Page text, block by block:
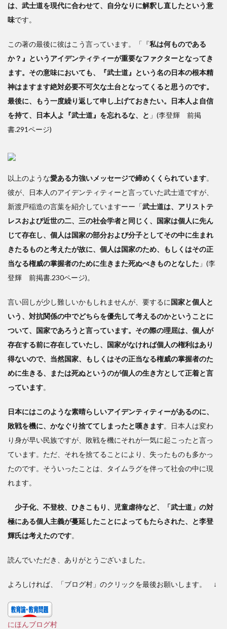
は、武士道を現代に合わせて、自分なりに解釈し直したという意
味です。
この著の最後に彼はこう言っています。「『私は何ものである
か？』というアイデンティティーが重要なファクターとなってき
ます。その意味においても、『武士道』という名の日本の根本精
神はますます絶対必要不可欠な土台となってくると思うのです。
最後に、もう一度繰り返して申し上げておきたい。日本人よ自信
を持て、日本人よ『武士道』を忘れるな、と 」(李登輝 前掲
書.291ページ)
以上のような愛ある力強いメッセージで締めくくられています。
彼が、日本人のアイデンティティーと言っていた武士道ですが、
新渡戸稲造の言葉を紹介していますーー「武士道は、アリストテ
レスおよび近世の二、三の社会学者と同じく、国家は個人に先ん
じて存在し、個人は国家の部分および分子としてその中に生まれ
きたるものと考えたが故に、個人は国家のため、もしくはその正
当なる権威の掌握者のために生きまた死ぬべきものとなした 」(李
登輝 前掲書.230ページ)。
言い回しが少し難しいかもしれませんが、要するに国家と個人と
いう、対抗関係の中でどちらを優先して考えるのかということに
ついて、国家であろうと言っています。その際の理屈は、個人が
存在する前に存在していたし、国家がなければ個人の権利はあり
得ないので、当然国家、もしくはその正当なる権威の掌握者のた
めに生きる、または死ぬというのが個人の生き方として正着と言
っています。
日本にはこのような素晴らしいアイデンティティーがあるのに、
敗戦を機に、かなぐり捨ててしまったと嘆きます。日本人は変わ
り身が早い民族ですが、敗戦を機にそれが一気に起こったと言っ
ています。ただ、それを捨てることにより、失ったものも多かっ
たのです。そういったことは、タイムラグを伴って社会の中に現
れます。
少子化、不登校、ひきこもり、児童虐待など、「武士道」の対
極にある個人主義が蔓延したことによってもたらされた、と李登
輝氏は考えたのです。
読んでいただき、ありがとうございました。
よろしければ、「ブログ村」のクリックを最後お願いします。 ↓
にほんブログ村